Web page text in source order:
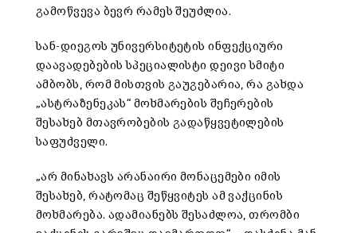
გამოწვევა ბევრ რამეს შეუძლია.
სან-დიეგოს უნივერსიტეტის ინფექციური
დაავადებების სპეციალისტი დეივი სმიტი
ამბობს, რომ მისთვის გაუგებარია, რა გახდა
„ასტრაზენეკას“ მოხმარების შეჩერების
შესახებ მთავრობების გადაწყვეტილების
საფუძველი.
„არ მინახავს არანაირი მონაცემები იმის
შესახებ, რატომაც შეწყვიტეს ამ ვაქცინის
მოხმარება. ადამიანებს შესაძლოა, თრომბი